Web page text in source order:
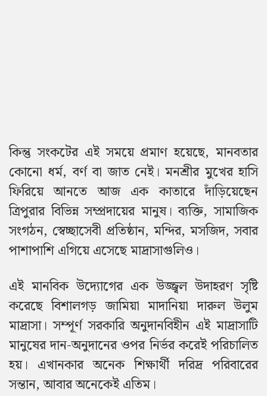
কিন্তু সংকটের এই সময়ে প্রমাণ হয়েছে, মানবতার
কোনো ধর্ম, বর্ণ বা জাত নেই। মনশ্রীর মুখের হাসি
ফিরিয়ে আনতে আজ এক কাতারে দাঁড়িয়েছেন
ত্রিপুরার বিভিন্ন সম্প্রদায়ের মানুষ। ব্যক্তি, সামাজিক
সংগঠন, স্বেচ্ছাসেবী প্রতিষ্ঠান, মন্দির, মসজিদ, সবার
পাশাপাশি এগিয়ে এসেছে মাদ্রাসাগুলিও।
এই মানবিক উদ্যোগের এক উজ্জ্বল উদাহরণ সৃষ্টি
করেছে বিশালগড় জামিয়া মাদানিয়া দারুল উলুম
মাদ্রাসা। সম্পূর্ণ সরকারি অনুদানবিহীন এই মাদ্রাসাটি
মানুষের দান-অনুদানের ওপর নির্ভর করেই পরিচালিত
হয়। এখানকার অনেক শিক্ষার্থী দরিদ্র পরিবারের
সন্তান, আবার অনেকেই এতিম।